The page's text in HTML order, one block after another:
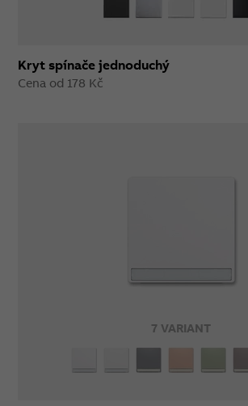
Kryt spínače jednoduchý
Cena od 178 Kč
7 VARIANT